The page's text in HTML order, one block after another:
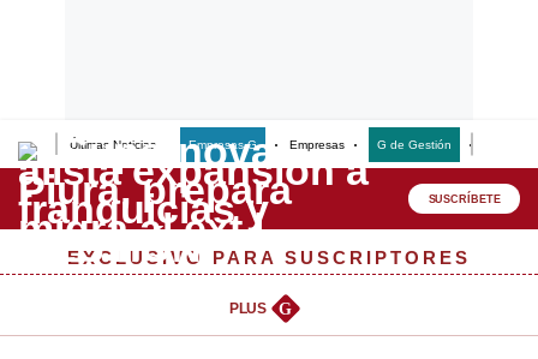
Últimas Noticias Empresas G Empresas G de Gestión
Lo último
Peru Quiosco
Management & Empleo
SUSCRÍBETE
EXCLUSIVO PARA SUSCRIPTORES
PLUS G